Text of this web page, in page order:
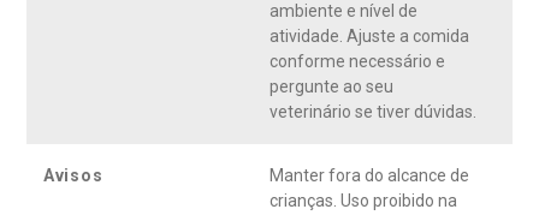
ambiente e nível de
atividade. Ajuste a comida
conforme necessário e
pergunte ao seu
veterinário se tiver dúvidas.
Avisos
Manter fora do alcance de
crianças. Uso proibido na